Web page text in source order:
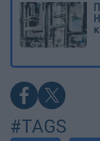
#TAGS